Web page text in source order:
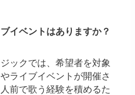
イベントはありますか？
ックでは、希望者を対象
ライブイベントが開催さ
前で歌う経験を積めるた